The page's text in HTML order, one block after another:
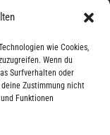
wie Cookies,
Wenn du
Surfverhalten oder
Zustimmung nicht
Funktionen